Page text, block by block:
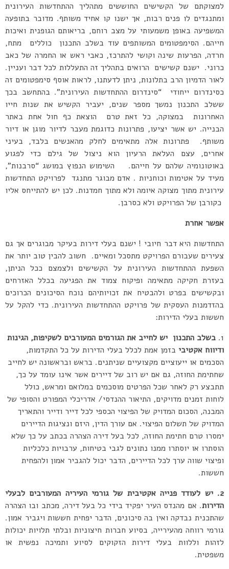
למצוקתם של הקשישים החוששים מתהליך ההתחדשות העירונית
ומתנגדים לו פנים רבות, אך ישנו קו אחיד משותף. מדובר בתופעה
המשפיעה באופן משמעותי על מצב רוחם, בריאותם הגופנית ואיכות
חייהם. הסימפטומים המשותפים עוד בשלב התכנון כוללים מתח,
חרדה, הפרעות שינה וקושי להתרכז, כאבי ראש או החמרה של כאב
כרוני. ישנם קשישים הרואים בתהליך זה התעללות לכל דבר ועניין.
לאור הדמיון הרב בתלונות, ניתן לדעתנו, לראות אוסף סימפטומים זה
כסינדרום ייחודי “סינדרום ההתחדשות העירונית”. בהתחשב בכך
ששלב התכנון נמשך מספר שנים, יעביר הקשיש את שנות חייו
האחרונות במצוקה, כל זאת טרם הוצאת כף חול אחת באתר
הבנייה. יש אשר יציעו, פתרונות כדוגמת מעבר לדיור מוגן או דיור
משותף. פתרונות אלה מתאימים לחלק מהאנשים בלבד, בעיני
אחרים, עצם העלאת הרעיון הוא ניצול של גילם כדי לפגוע
באוטונומיה שלהם על חייהם. השימוש הנפוץ במושג “סרבנות”,
מעיד על אטימות וכוחניות . אדם מבוגר מתנגד לפרויקט התחדשות
עירונית מתוך מצוקה איומה ולא מתוך חמדנות. לכן יש להתייחס אליו
כקורבן של הפרויקט ולא כסרבן.
אפשר אחרת
התחדשות היא דבר חיובי ! ישנם בעלי דירות בעיקר מבוגרים אך גם
צעירים שעבורם הפרויקט מתסכל ומאיים. חשוב להבין טוב יותר את
השפעת ההתחדשות העירונית על הקשישים ולצמצם ככל הניתן,
בעזרת חקיקה מתאימה ופיקוח צמוד את הפגיעה בכלל האזרחים
ובקשישים בפרט ולהבטיח את זכויותיהם נוכח הסיכונים הכרוכים
בהזדמנות העסקית של פרויקט ההתחדשות העירונית. כדי להקל על
חששות בעלי הדירות:
בשלב התכנון יש לחייב את הגורמים המעורבים לשקיפות, הגינות
ודיווח אקטיבי בזמן אמת לכלל בעלי הדירות על כל התקדמות,
הסכמים או ייעוציים מקצועיים שניתנים. בראש ובראשונה יש לחייב
שחתימת החוזה, גם אם יש רוב של דיירים אשר אינו עומד על כך,
תתבצע רק לאחר שכל הפרטים מוסכמים במלואם ומראש, כולל
לוחות זמנים מדויקים, התיאור ההנדסי/ אדריכלי המפורט והסופי של
המבנה, הסכום המדויק של הפיצוי הכספי לכל דייר ודייר והתאריך
המדויק של תשלום הפיצוי. אם עורך הדין, היזם ונציגות הדיירים
ימסרו טרם חתימת החוזה, לכל בעל דירה הצהרה בכתב על כך שלא
הוסתרו או יוסתרו ממנו נתונים לגבי בטיחות, ערבויות כלכליות
ופיצוי שווה ערך לכל הדיירים, הדבר יכול להגביר אמון ולהפחית
חששות.
2. יש לעודד פנייה אקטיבית של גורמי העיריה המעורבים לבעלי
הדירות. אם מהנדס העיר יפקיד בידי כל בעל דירה, מכתב ובו הצהרה
שהתכנית נבדקה ואין בה סיכונים, הדבר יפחית חששות ויגביר אמון.
גורמי רווחה מהעירייה, בסיוע חברות חיצוניות ובלתי תלויות יכולות
לזהות וללוות בעלי דירות הזקוקים לסיוע ותמיכה נפשית או
משפטית.